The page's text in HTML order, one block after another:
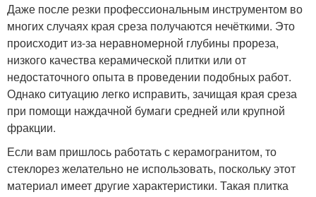
Даже после резки профессиональным инструментом во
многих случаях края среза получаются нечёткими. Это
происходит из-за неравномерной глубины прореза,
низкого качества керамической плитки или от
недостаточного опыта в проведении подобных работ.
Однако ситуацию легко исправить, зачищая края среза
при помощи наждачной бумаги средней или крупной
фракции.
Если вам пришлось работать с керамогранитом, то
стеклорез желательно не использовать, поскольку этот
материал имеет другие характеристики. Такая плитка